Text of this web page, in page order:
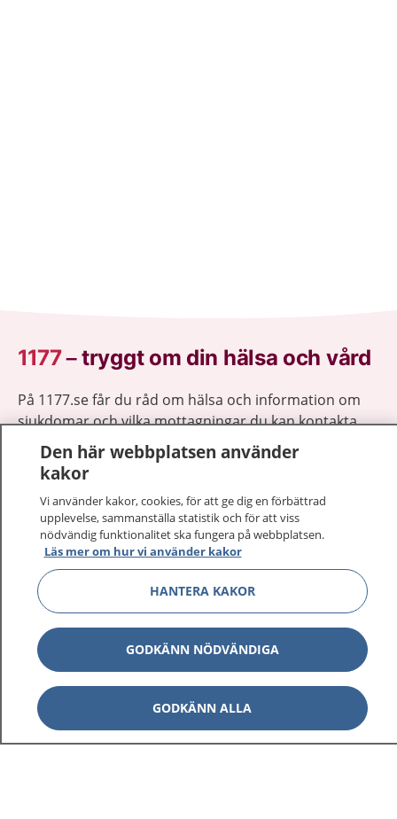
1177–tryggt om din hälsa och vård
På 1177.se får du råd om hälsa och information om
sjukdomar och vilka mottagningar du kan kontakta.
Logga in för att läsa din journal och göra dina
vårdärenden. Ring telefonnummer 1177 för
sjukvårdsrådgivning dygnet runt.
1177 ger dig råd när du vill må bättre.
1177 på flera språk Visa
Om 1177 Visa
Kontakt Visa
Den här webbplatsen använder
kakor
Vi använder kakor, cookies, för att ge dig en förbättrad
upplevelse, sammanställa statistik och för att viss
nödvändig funktionalitet ska fungera på webbplatsen.
Läs mer om hur vi använder kakor
HANTERA KAKOR
GODKÄNN NÖDVÄNDIGA
GODKÄNN ALLA